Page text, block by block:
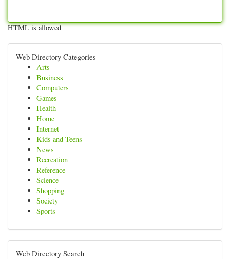
HTML is allowed
Web Directory Categories
Arts
Business
Computers
Games
Health
Home
Internet
Kids and Teens
News
Recreation
Reference
Science
Shopping
Society
Sports
Web Directory Search